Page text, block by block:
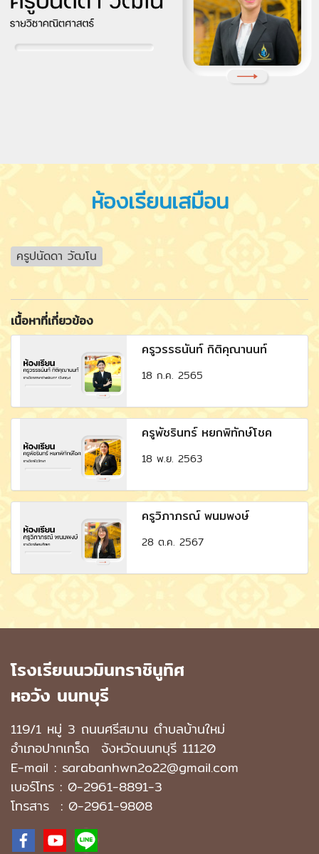
ห้องเรียนเสมือน
ครูปนัดดา วัฒโน
เนื้อหาที่เกี่ยวข้อง
ครูวรรธนันท์ กิติคุณานนท์
18 ก.ค. 2565
ครูพัชรินทร์ หยกพิทักษ์โชค
18 พ.ย. 2563
ครูวิภาภรณ์ พนมพงษ์
28 ต.ค. 2567
โรงเรียนนวมินทราชินูทิศ
หอวัง นนทบุรี
119/1 หมู่ 3 ถนนศรีสมาน ตำบลบ้านใหม่
อำเภอปากเกร็ด จังหวัดนนทบุรี 11120
E-mail : sarabanhwn2o22@gmail.com
เบอร์โทร : 0-2961-8891-3
โทรสาร : 0-2961-9808